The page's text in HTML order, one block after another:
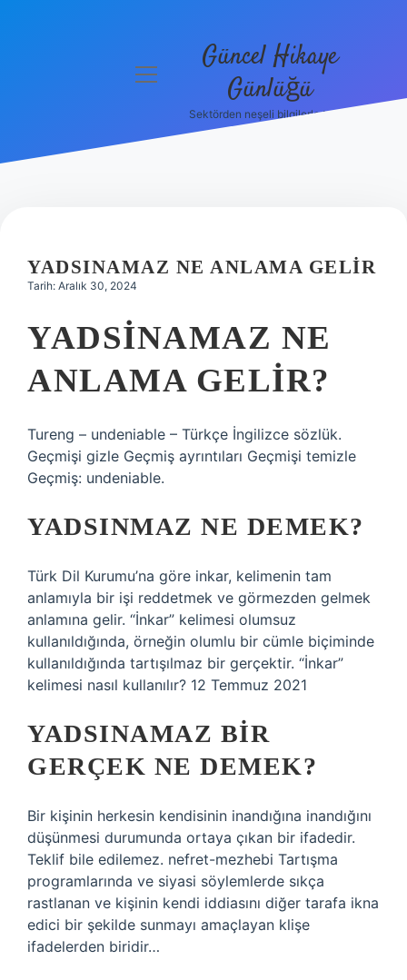
Hakkımızda
menüyü
Güncel Hikaye
Günlüğü
Sektörden neşeli bilgilerle tanış!
YADSINAMAZ NE ANLAMA GELIR
Tarih: Aralık 30, 2024
YADSINAMAZ NE
ANLAMA GELIR?
Tureng – undeniable – Türkçe İngilizce sözlük.
Geçmişi gizle Geçmiş ayrıntıları Geçmişi temizle
Geçmiş: undeniable.
YADSINMAZ NE DEMEK?
Türk Dil Kurumu’na göre inkar, kelimenin tam
anlamıyla bir işi reddetmek ve görmezden gelmek
anlamına gelir. “İnkar” kelimesi olumsuz
kullanıldığında, örneğin olumlu bir cümle biçiminde
kullanıldığında tartışılmaz bir gerçektir. “İnkar”
kelimesi nasıl kullanılır? 12 Temmuz 2021
YADSINAMAZ BIR
GERÇEK NE DEMEK?
Bir kişinin herkesin kendisinin inandığına inandığını
düşünmesi durumunda ortaya çıkan bir ifadedir.
Teklif bile edilemez. nefret-mezhebi Tartışma
programlarında ve siyasi söylemlerde sıkça
rastlanan ve kişinin kendi iddiasını diğer tarafa ikna
edici bir şekilde sunmayı amaçlayan klişe
ifadelerden biridir…